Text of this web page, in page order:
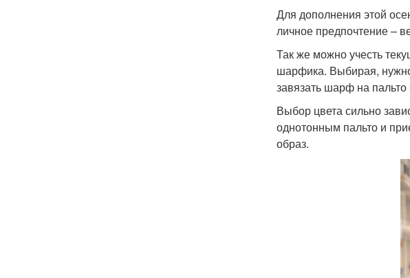
Для дополнения этой
личное предпочтение –
Так же можно учесть
шарфика. Выбирая,
завязать шарф на
Выбор цвета сильно
однотонным пальто и
образ.